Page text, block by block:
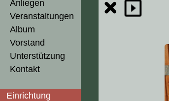
Anliegen
Veranstaltungen
Album
Vorstand
Unterstützung
Kontakt
Einrichtung